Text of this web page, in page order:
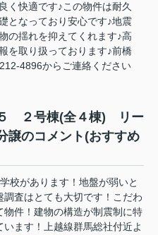
く快適です♪この物件は耐久
となっており安心です♪地震
の揺れを抑えてくれます♪高
を取り扱っております♪前橋
4896からご連絡ください
５ ２号棟(全４棟) リー
のコメント(おすすめ
校があります！地盤が弱いと
査はとても大切です！こだわ
物件！建物の構造が制震制に特
ます！上越線群馬総社付近よ